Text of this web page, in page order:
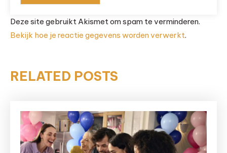
Deze site gebruikt Akismet om spam te verminderen.
Bekijk hoe je reactie gegevens worden verwerkt.
RELATED POSTS